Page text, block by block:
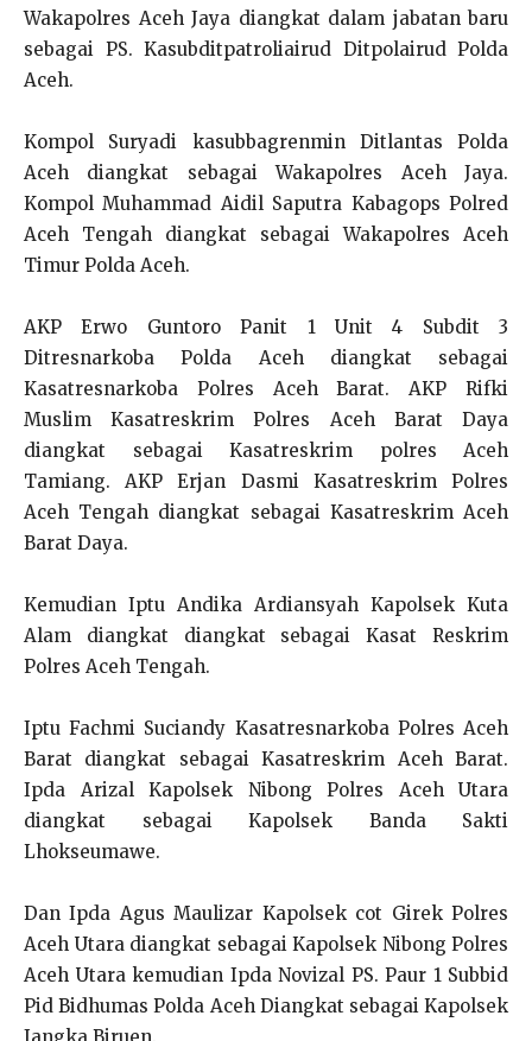
Wakapolres Aceh Jaya diangkat dalam jabatan baru
sebagai PS. Kasubditpatroliairud Ditpolairud Polda
Aceh.
Kompol Suryadi kasubbagrenmin Ditlantas Polda
Aceh diangkat sebagai Wakapolres Aceh Jaya.
Kompol Muhammad Aidil Saputra Kabagops Polred
Aceh Tengah diangkat sebagai Wakapolres Aceh
Timur Polda Aceh.
AKP Erwo Guntoro Panit 1 Unit 4 Subdit 3
Ditresnarkoba Polda Aceh diangkat sebagai
Kasatresnarkoba Polres Aceh Barat. AKP Rifki
Muslim Kasatreskrim Polres Aceh Barat Daya
diangkat sebagai Kasatreskrim polres Aceh
Tamiang. AKP Erjan Dasmi Kasatreskrim Polres
Aceh Tengah diangkat sebagai Kasatreskrim Aceh
Barat Daya.
Kemudian Iptu Andika Ardiansyah Kapolsek Kuta
Alam diangkat diangkat sebagai Kasat Reskrim
Polres Aceh Tengah.
Iptu Fachmi Suciandy Kasatresnarkoba Polres Aceh
Barat diangkat sebagai Kasatreskrim Aceh Barat.
Ipda Arizal Kapolsek Nibong Polres Aceh Utara
diangkat sebagai Kapolsek Banda Sakti
Lhokseumawe.
Dan Ipda Agus Maulizar Kapolsek cot Girek Polres
Aceh Utara diangkat sebagai Kapolsek Nibong Polres
Aceh Utara kemudian Ipda Novizal PS. Paur 1 Subbid
Pid Bidhumas Polda Aceh Diangkat sebagai Kapolsek